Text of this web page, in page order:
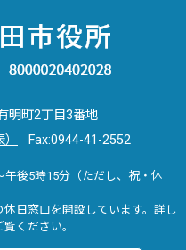
明町2丁目3番地
Fax:0944-41-2552
午後5時15分（ただし、祝・休
日窓口を開設しています。詳し
ください。